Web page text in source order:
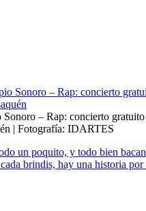
Sonoro – Rap: concierto
| Fotografía: IDARTES